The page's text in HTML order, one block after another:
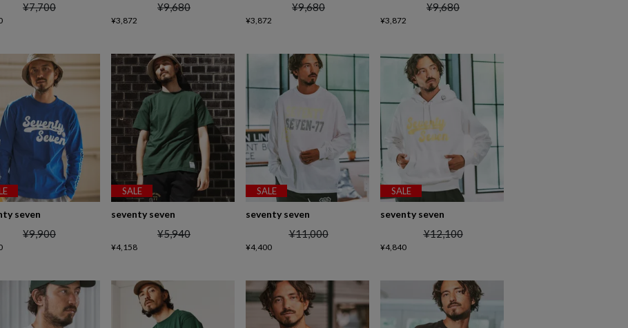
¥7,700 ¥9,680
¥3,872
¥9,680
¥3,872
¥9,680
¥3,872
seven
¥9,900
SALE
seventy seven
¥5,940
¥4,158
SALE
seventy seven
¥11,000
¥4,400
SALE
seventy seven
¥12,100
¥4,840